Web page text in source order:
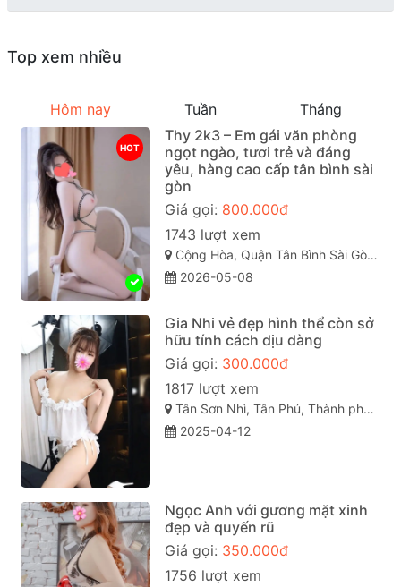
Top xem nhiều
Hôm nay Tuần Tháng
HOT
Thy 2k3 – Em gái văn phòng
ngọt ngào, tươi trẻ và đáng
yêu, hàng cao cấp tân bình sài
gòn
Giá gọi: 800.000đ
1743 lượt xem
Cộng Hòa, Quận Tân Bình Sài Gòn ( TP. Hồ Chí Minh )
2026-05-08
Gia Nhi vẻ đẹp hình thể còn sở
hữu tính cách dịu dàng
Giá gọi: 300.000đ
1817 lượt xem
Tân Sơn Nhì, Tân Phú, Thành phố Hồ Chí Minh
2025-04-12
Ngọc Anh với gương mặt xinh
đẹp và quyến rũ
Giá gọi: 350.000đ
1756 lượt xem